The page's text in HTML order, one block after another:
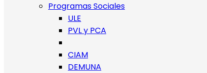
Programas Sociales
ULE
PVL y PCA
CIAM
DEMUNA